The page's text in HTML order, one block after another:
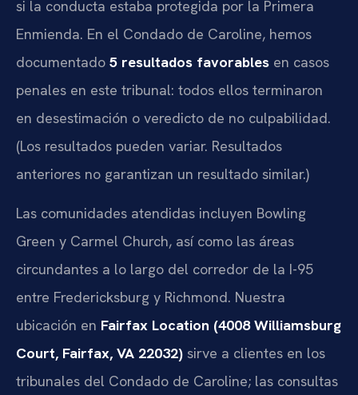
si la conducta estaba protegida por la Primera
Enmienda. En el Condado de Caroline, hemos
documentado 5 resultados favorables en casos
penales en este tribunal: todos ellos terminaron
en desestimación o veredicto de no culpabilidad.
(Los resultados pueden variar. Resultados
anteriores no garantizan un resultado similar.)
Las comunidades atendidas incluyen Bowling
Green y Carmel Church, así como las áreas
circundantes a lo largo del corredor de la I-95
entre Fredericksburg y Richmond. Nuestra
ubicación en Fairfax Location (4008 Williamsburg
Court, Fairfax, VA 22032) sirve a clientes en los
tribunales del Condado de Caroline; las consultas